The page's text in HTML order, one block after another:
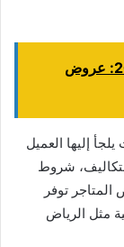
سعر اشتراك كأس العالم 2026: عروض
إليها العميل
شروط
توفر
مثل الرياض